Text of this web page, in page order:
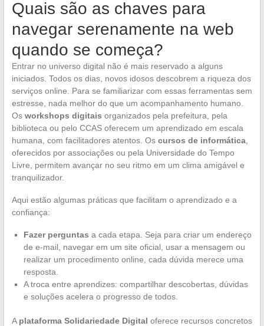
Quais são as chaves para
navegar serenamente na web
quando se começa?
Entrar no universo digital não é mais reservado a alguns
iniciados. Todos os dias, novos idosos descobrem a riqueza dos
serviços online. Para se familiarizar com essas ferramentas sem
estresse, nada melhor do que um acompanhamento humano.
Os workshops digitais organizados pela prefeitura, pela
biblioteca ou pelo CCAS oferecem um aprendizado em escala
humana, com facilitadores atentos. Os cursos de informática,
oferecidos por associações ou pela Universidade do Tempo
Livre, permitem avançar no seu ritmo em um clima amigável e
tranquilizador.
Aqui estão algumas práticas que facilitam o aprendizado e a
confiança:
Fazer perguntas a cada etapa. Seja para criar um endereço
de e-mail, navegar em um site oficial, usar a mensagem ou
realizar um procedimento online, cada dúvida merece uma
resposta.
A troca entre aprendizes: compartilhar descobertas, dúvidas
e soluções acelera o progresso de todos.
A plataforma Solidariedade Digital oferece recursos concretos